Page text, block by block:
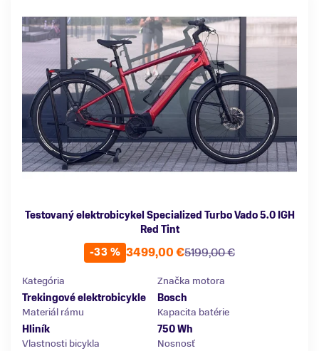
Testovaný elektrobicykel Specialized Turbo Vado 5.0 IGH
Red Tint
-33 %
5199,00 €
3499,00 €
Kategória
Trekingové elektrobicykle
Značka motora
Bosch
Materiál rámu
Hliník
Kapacita batérie
750 Wh
Vlastnosti bicykla
Nosnosť